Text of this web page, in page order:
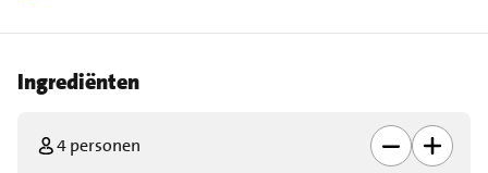
Ingrediënten
4 personen